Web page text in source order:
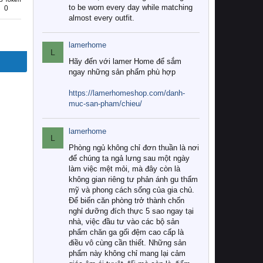
0
to be worn every day while matching
almost every outfit.
L
lamerhome
Hãy đến với lamer Home để sắm
ngay những sản phẩm phù hợp
https://lamerhomeshop.com/danh-
muc-san-pham/chieu/
L
lamerhome
Phòng ngủ không chỉ đơn thuần là nơi
để chúng ta ngả lưng sau một ngày
làm việc mệt mỏi, mà đây còn là
không gian riêng tư phản ánh gu thẩm
mỹ và phong cách sống của gia chủ.
Để biến căn phòng trở thành chốn
nghỉ dưỡng đích thực 5 sao ngay tại
nhà, việc đầu tư vào các bộ sản
phẩm chăn ga gối đệm cao cấp là
điều vô cùng cần thiết. Những sản
phẩm này không chỉ mang lại cảm